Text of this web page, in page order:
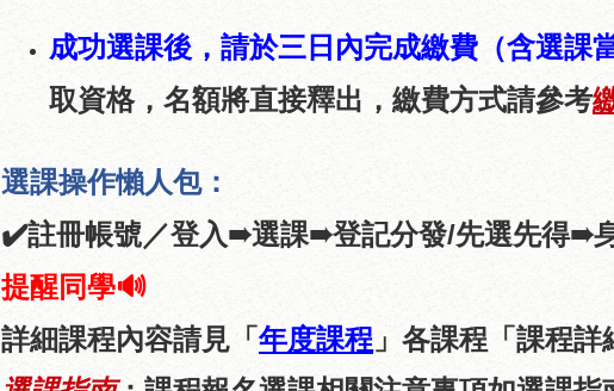
成功選課後，請於三日內完成繳費（含選課當
取資格，名額將直接釋出， 繳費方式請參考
選課操作懶人包：
✔註冊帳號／登入➠選課➠登記分發/先選先得➠
提醒同學🔊
詳細課程內容請見「 年度課程 」各課程「課程詳